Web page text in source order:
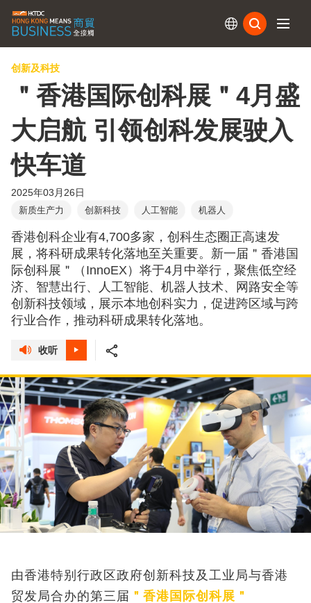
创新及科技
＂香港国际创科展＂4月盛
大启航 引领创科发展驶入
快车道
2025年03月26日
新质生产力 创新科技 人工智能 机器人
香港创科企业有4,700多家，创科生态圈正高速发
展，将科研成果转化落地至关重要。新一届＂香港国
际创科展＂（InnoEX）将于4月中举行，聚焦低空经
济、智慧出行、人工智能、机器人技术、网路安全等
创新科技领域，展示本地创科实力，促进跨区域与跨
行业合作，推动科研成果转化落地。
收听
由香港特别行政区政府创新科技及工业局与香港
贸发局合办的第三届 ＂香港国际创科展＂